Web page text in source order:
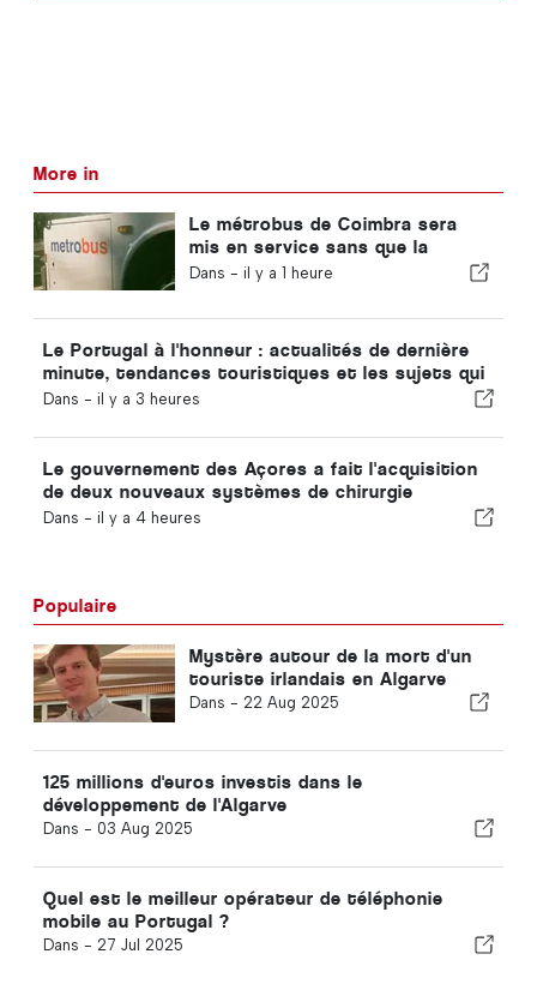
More in
Le métrobus de Coimbra sera
mis en service sans que la
nouvelle fonctionnalité soit
Dans - il y a 1 heure
Le Portugal à l'honneur : actualités de dernière
minute, tendances touristiques et les sujets qui
font la une
Dans - il y a 3 heures
Le gouvernement des Açores a fait l'acquisition
de deux nouveaux systèmes de chirurgie
robotisée
Dans - il y a 4 heures
Populaire
Mystère autour de la mort d'un
touriste irlandais en Algarve
Dans - 22 Aug 2025
125 millions d'euros investis dans le
développement de l'Algarve
Dans - 03 Aug 2025
Quel est le meilleur opérateur de téléphonie
mobile au Portugal ?
Dans - 27 Jul 2025